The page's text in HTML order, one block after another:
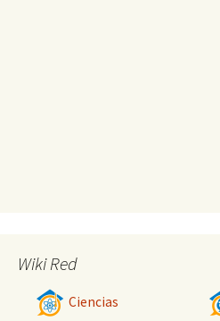
Wiki Red
Ciencias